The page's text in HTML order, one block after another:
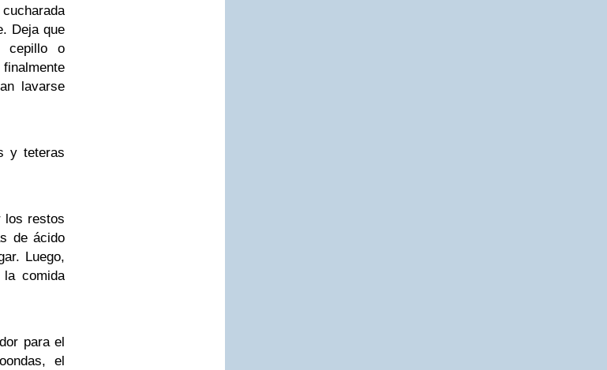
Deja que
cepillo o
lavarse
y teteras
los restos
de ácido
Luego,
comida
para el
el